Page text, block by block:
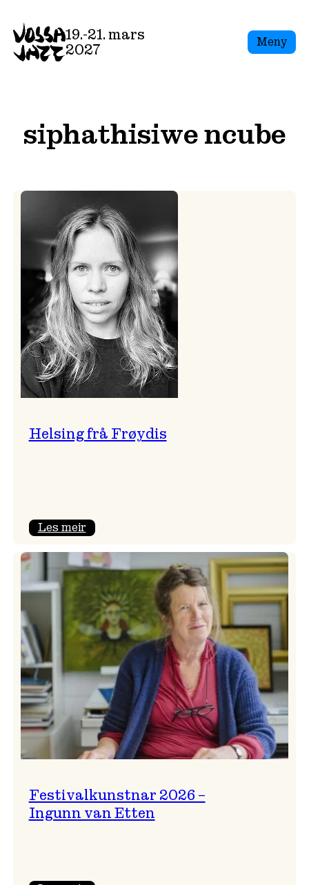
to
content
19.-21. mars
2027
Meny
siphathisiwe ncube
Helsing frå Frøydis
Les meir:
frå
Frøydis
Festivalkunstnar 2026 –
Ingunn van Etten